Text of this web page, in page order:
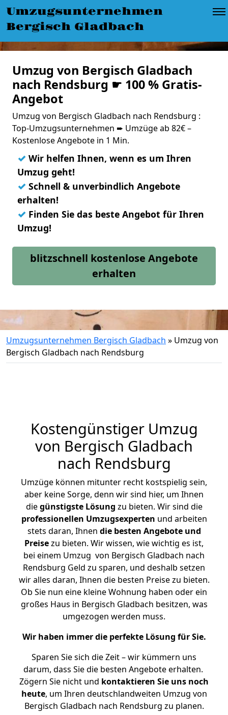
Umzugsunternehmen
Bergisch Gladbach
Umzug von Bergisch Gladbach
nach Rendsburg ☛ 100 % Gratis-
Angebot
Umzug von Bergisch Gladbach nach Rendsburg :
Top-Umzugsunternehmen ➨ Umzüge ab 82€ –
Kostenlose Angebote in 1 Min.
✓ Wir helfen Ihnen, wenn es um Ihren
Umzug geht!
✓ Schnell & unverbindlich Angebote
erhalten!
✓ Finden Sie das beste Angebot für Ihren
Umzug!
blitzschnell kostenlose Angebote
erhalten
Umzugsunternehmen Bergisch Gladbach » Umzug von
Bergisch Gladbach nach Rendsburg
Kostengünstiger Umzug
von Bergisch Gladbach
nach Rendsburg
Umzüge können mitunter recht kostspielig sein,
aber keine Sorge, denn wir sind hier, um Ihnen
diegünstigste Lösung zu bieten. Wir sind die
professionellen Umzugsexperten und arbeiten
stets daran, Ihnen die besten Angebote und
Preisezu bieten. Wir wissen, wie wichtig es ist,
bei einem Umzug von Bergisch Gladbach nach
Rendsburg Geld zu sparen, und deshalb setzen
wir alles daran, Ihnen die besten Preise zu bieten.
Ob Sie nun eine kleine Wohnung haben oder ein
großes Haus in Bergisch Gladbach besitzen, was
umgezogen werden muss.
Wir haben immer die perfekte Lösung für Sie.
Sparen Sie sich die Zeit – wir kümmern uns
darum, dass Sie die besten Angebote erhalten.
Zögern Sie nicht und kontaktieren Sie uns noch
heute, um Ihren deutschlandweiten Umzug von
Bergisch Gladbach nach Rendsburg zu planen.